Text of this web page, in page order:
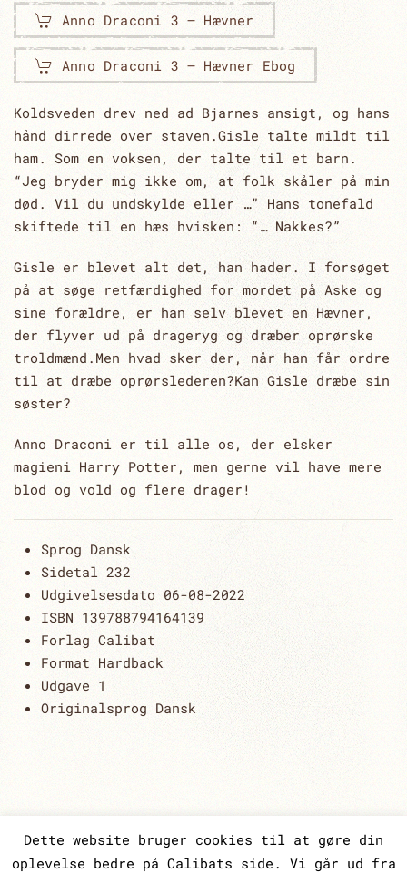
Anno Draconi 3 – Hævner
Anno Draconi 3 – Hævner Ebog
Koldsveden drev ned ad Bjarnes ansigt, og hans
hånd dirrede over staven.Gisle talte mildt til
ham. Som en voksen, der talte til et barn.
“Jeg bryder mig ikke om, at folk skåler på min
død. Vil du undskylde eller …” Hans tonefald
skiftede til en hæs hvisken: “… Nakkes?”
Gisle er blevet alt det, han hader. I forsøget
på at søge retfærdighed for mordet på Aske og
sine forældre, er han selv blevet en Hævner,
der flyver ud på drageryg og dræber oprørske
troldmænd.Men hvad sker der, når han får ordre
til at dræbe oprørslederen?Kan Gisle dræbe sin
søster?
Anno Draconi er til alle os, der elsker
magieni Harry Potter, men gerne vil have mere
blod og vold og flere drager!
Sprog Dansk
Sidetal 232
Udgivelsesdato 06-08-2022
ISBN 139788794164139
Forlag Calibat
Format Hardback
Udgave 1
Originalsprog Dansk
CALIBAT | ODENSEGADE 13, 3. TV | 2100
Dette website bruger cookies til at gøre din
oplevelse bedre på Calibats side. Vi går ud fra